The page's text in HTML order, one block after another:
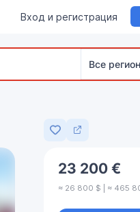
Вход и регистрация
Все
Добавить в
23 200 €
≈ 26 800 $ | ≈ 465